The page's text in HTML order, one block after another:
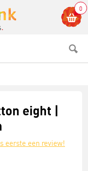
0
eight |
eerste een review!